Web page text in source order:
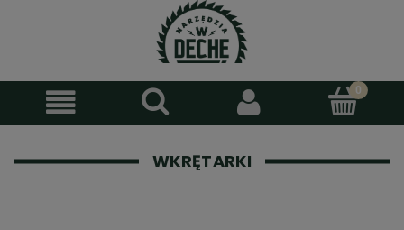
WKRĘTARKI